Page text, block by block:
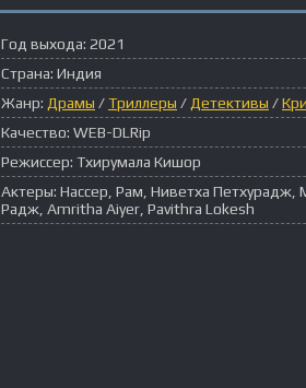
Год выхода: 2021
Страна: Индия
Жанр: Драмы /Триллеры / Детективы /
Качество: WEB-DLRip
Режиссер: Тхирумала Кишор
Актеры: Нассер, Рам, Ниветха Петхурадж,
Радж, Amritha Aiyer, Pavithra Lokesh